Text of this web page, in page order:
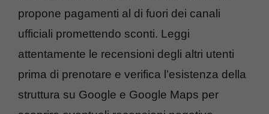
propone pagamenti al di fuori dei canali
ufficiali promettendo sconti. Leggi
attentamente le recensioni degli altri utenti
prima di prenotare e verifica l’esistenza della
struttura su Google e Google Maps per